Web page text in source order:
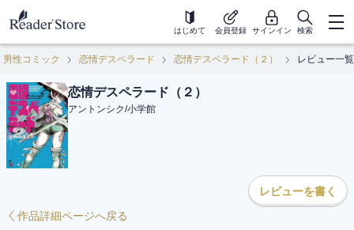
はじめて 会員登録 サインイン 検索
男性コミック 恋情デスペラード 恋情デスペラード（２） レビュー一覧
恋情デスペラード（２）
アントンシク/小学館
レビューを書く
作品詳細ページへ戻る